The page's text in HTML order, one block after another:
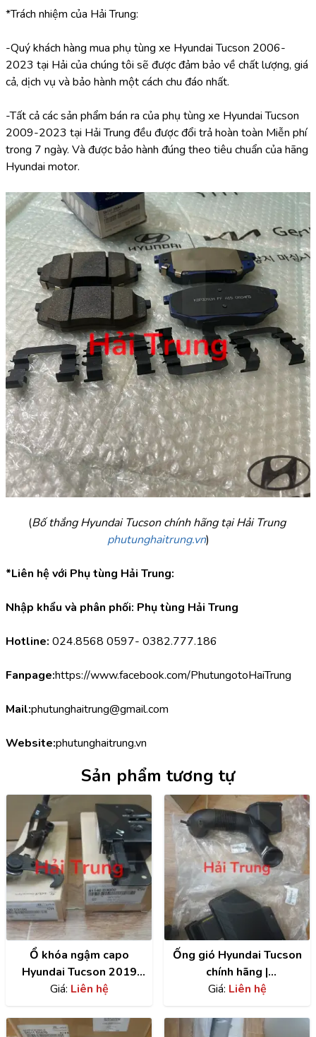
*Trách nhiệm của Hải Trung:
-Quý khách hàng mua phụ tùng xe Hyundai Tucson 2006-
2023 tại Hải của chúng tôi sẽ được đảm bảo về chất lượng, giá
cả, dịch vụ và bảo hành một cách chu đáo nhất.
-Tất cả các sản phẩm bán ra của phụ tùng xe Hyundai Tucson
2009-2023 tại Hải Trung đều được đổi trả hoàn toàn Miễn phí
trong 7 ngày. Và được bảo hành đúng theo tiêu chuẩn của hãng
Hyundai motor.
(
Bố thắng Hyundai Tucson chính hãng tại Hải Trung
phutunghaitrung.vn)
*Liên hệ với Phụ tùng Hải Trung:
Nhập khẩu và phân phối: Phụ tùng Hải Trung
Hotline: 024.8568 0597- 0382.777.186
Fanpage:https://www.facebook.com/PhutungotoHaiTrung
Mail:phutunghaitrung@gmail.com
Website:phutunghaitrung.vn
Sản phẩm tương tự
Ổ khóa ngậm capo
Hyundai Tucson 2019
chính hãng |
81130D3400
Giá: Liên hệ
Ống gió Hyundai Tucson
chính hãng |
28210D3200
Giá: Liên hệ